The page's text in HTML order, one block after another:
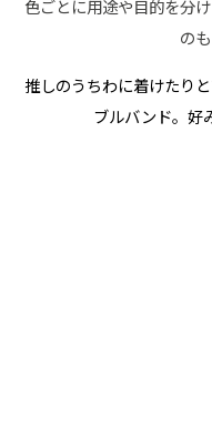
色ごとに用途や目的を分
の
推しのうちわに着けたり
ブルバンド。好